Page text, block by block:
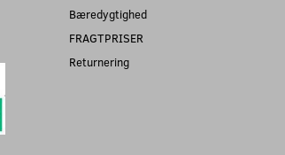
Bæredygtighed
FRAGTPRISER
Returnering